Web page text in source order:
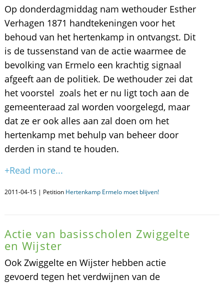
Op donderdagmiddag nam wethouder Esther
Verhagen 1871 handtekeningen voor het
behoud van het hertenkamp in ontvangst. Dit
is de tussenstand van de actie waarmee de
bevolking van Ermelo een krachtig signaal
afgeeft aan de politiek. De wethouder zei dat
het voorstel zoals het er nu ligt toch aan de
gemeenteraad zal worden voorgelegd, maar
dat ze er ook alles aan zal doen om het
hertenkamp met behulp van beheer door
derden in stand te houden.
+Read more...
2011-04-15 | Petition Hertenkamp Ermelo moet blijven!
Actie van basisscholen Zwiggelte
en Wijster
Ook Zwiggelte en Wijster hebben actie
gevoerd tegen het verdwijnen van de